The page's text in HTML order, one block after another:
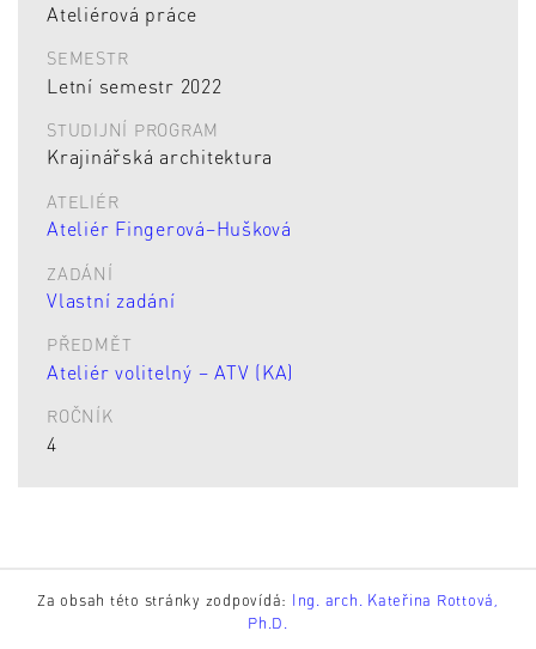
Ateliérová práce
SEMESTR
Letní semestr 2022
STUDIJNÍ PROGRAM
Krajinářská architektura
ATELIÉR
Ateliér Fingerová–Hušková
ZADÁNÍ
Vlastní zadání
PŘEDMĚT
Ateliér volitelný – ATV (KA)
ROČNÍK
4
Za obsah této stránky zodpovídá: Ing. arch. Kateřina Rottová,
Ph.D.